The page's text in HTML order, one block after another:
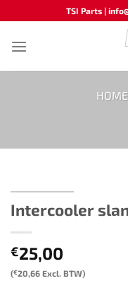
naar
inhoud
TSI Parts |
HOME
Intercooler
€25,00
(€20,66 Excl. BTW)